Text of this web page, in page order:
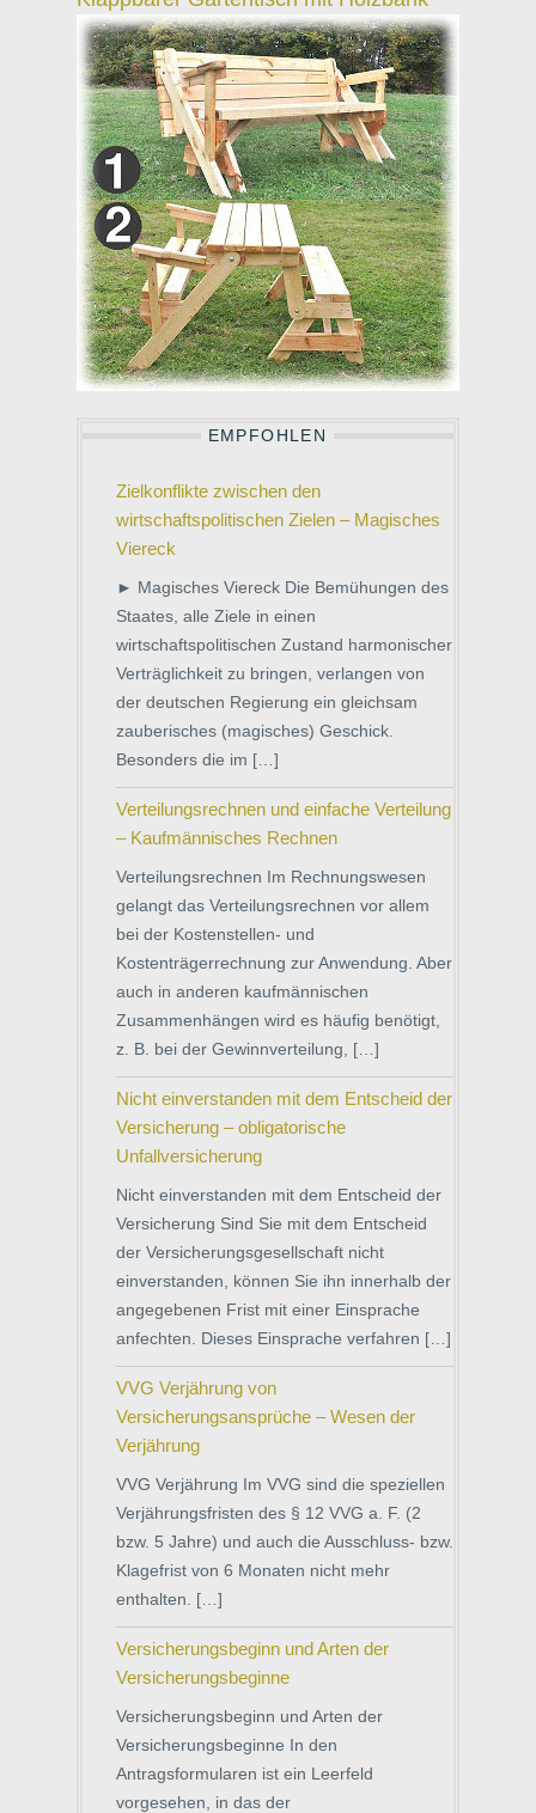
EMPFOHLEN
Zielkonflikte zwischen den
wirtschaftspolitischen Zielen – Magisches
Viereck
► Magisches Viereck Die Bemühungen des
Staates, alle Ziele in einen
wirtschaftspolitischen Zustand harmonischer
Verträglichkeit zu bringen, verlangen von
der deutschen Regierung ein gleichsam
zauberisches (magisches) Geschick.
Besonders die im […]
Verteilungsrechnen und einfache Verteilung
– Kaufmännisches Rechnen
Verteilungsrechnen Im Rechnungswesen
gelangt das Verteilungsrechnen vor allem
bei der Kostenstellen- und
Kostenträgerrechnung zur Anwendung. Aber
auch in anderen kaufmännischen
Zusammenhängen wird es häufig benötigt,
z. B. bei der Gewinnverteilung, […]
Nicht einverstanden mit dem Entscheid der
Versicherung – obligatorische
Unfallversicherung
Nicht einverstanden mit dem Entscheid der
Versicherung Sind Sie mit dem Entscheid
der Versicherungsgesellschaft nicht
einverstanden, können Sie ihn innerhalb der
angegebenen Frist mit einer Einsprache
anfechten. Dieses Einsprache verfahren […]
VVG Verjährung von
Versicherungsansprüche – Wesen der
Verjährung
VVG Verjährung Im VVG sind die speziellen
Verjährungsfristen des § 12 VVG a. F. (2
bzw. 5 Jahre) und auch die Ausschluss- bzw.
Klagefrist von 6 Monaten nicht mehr
enthalten. […]
Versicherungsbeginn und Arten der
Versicherungsbeginne
Versicherungsbeginn und Arten der
Versicherungsbeginne In den
Antragsformularen ist ein Leerfeld
vorgesehen, in das der